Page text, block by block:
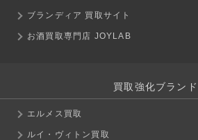
ブランディア 買取サイト
お酒買取専門店 JOYLAB
買取強化ブランド
エルメス買取
ルイ・ヴィトン買取